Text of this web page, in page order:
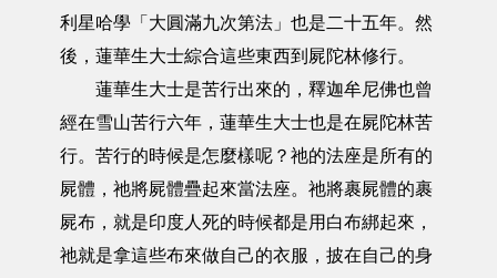
利星哈學「大圓滿九次第法」也是二十五年。然
後，蓮華生大士綜合這些東西到屍陀林修行。
蓮華生大士是苦行出來的，釋迦牟尼佛也曾
經在雪山苦行六年，蓮華生大士也是在屍陀林苦
行。苦行的時候是怎麼樣呢？祂的法座是所有的
屍體，祂將屍體疊起來當法座。祂將裹屍體的裹
屍布，就是印度人死的時候都是用白布綁起來，
祂就是拿這些布來做自己的衣服，披在自己的身